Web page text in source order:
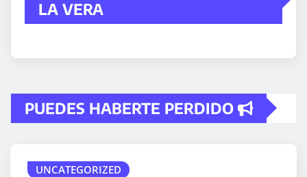
LA VERA
PUEDES HABERTE PERDIDO
UNCATEGORIZED